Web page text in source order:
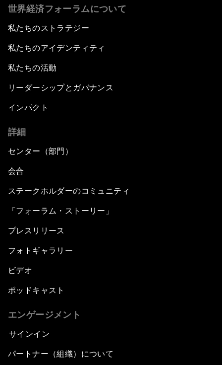
世界経済フォーラムについて
私たちのストラテジー
私たちのアイデンティティ
私たちの活動
リーダーシップとガバナンス
インパクト
詳細
センター（部門）
会合
ステークホルダーのコミュニティ
「フォーラム・ストーリー」
プレスリリース
フォトギャラリー
ビデオ
ポッドキャスト
エンゲージメント
サインイン
パートナー（組織）について